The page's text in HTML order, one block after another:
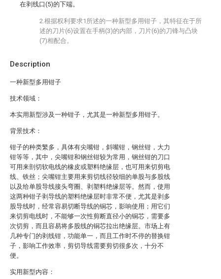
Description
一种新型多用钳子
技术领域：
本实用新型涉及一种钳子，尤其是一种新型多用钳子。
背景技术：
钳子的种类繁多，具体有尖嘴钳，斜嘴钳，钢丝钳，大力
钳等等，其中，尖嘴钳和钢丝钳较为常用，钢丝钳的刀口
可用来剖切软电线的橡皮或塑料绝缘层，也可用来切剪电
线、铁丝；尖嘴钳主要用来剪切线径较细的单股与多股线
以及给单股导线接头弯圈、剥塑料绝缘层等。然而，使用
这两种钳子剥导线的塑料绝缘层时非常不便，尤其是剥多
股导线时，经常容易切断导线的铜芯，影响使用；用它们
来切剪电线时，不能够一次性剪断直径小的铜芯，需要多
次切剪，而且容易将多股线的铜芯拉出绝缘层。市场上有
几种专门的剥线钳，功能单一，而且工作时不停的替换钳
子，影响工作效率，剪切导线需要剪切很多次，十分不
便。
实用新型内容：
在剥线口(5)的下端。
2.根据权利要求1所述的一种新型多用钳子，其特征在于所
述的刀片(6)设置在手柄(3)的内部，刀片(6)的刀锋与凸块
(7)相配合。